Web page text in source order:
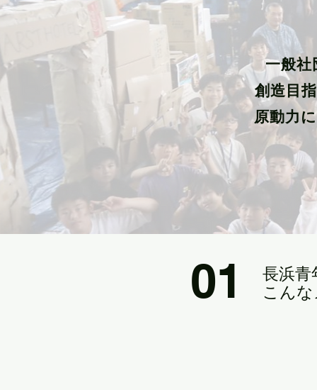
一般
創造目
原動力
01
長浜​青
こん